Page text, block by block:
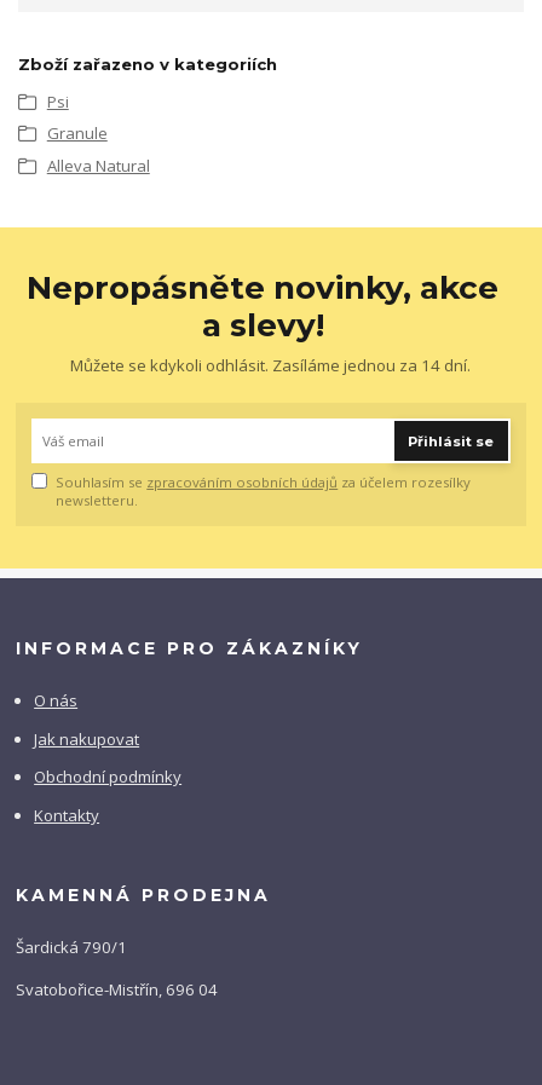
Zboží zařazeno v kategoriích
Psi
Granule
Alleva Natural
Nepropásněte novinky, akce
a slevy!
Můžete se kdykoli odhlásit. Zasíláme jednou za 14 dní.
Přihlásit se
Souhlasím se zpracováním osobních údajů za účelem rozesílky
newsletteru.
INFORMACE PRO ZÁKAZNÍKY
O nás
Jak nakupovat
Obchodní podmínky
Kontakty
KAMENNÁ PRODEJNA
Šardická 790/1
Svatobořice-Mistřín, 696 04